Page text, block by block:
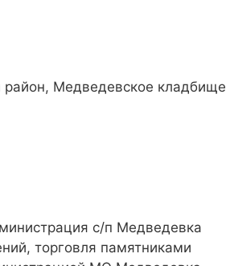
район, Медведевское кладбище
с/п Медведевка
торговля памятниками